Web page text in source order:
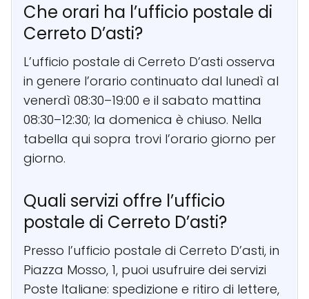
Che orari ha l’ufficio postale di
Cerreto D’asti?
L’ufficio postale di Cerreto D’asti osserva
in genere l’orario continuato dal lunedì al
venerdì 08:30–19:00 e il sabato mattina
08:30–12:30; la domenica è chiuso. Nella
tabella qui sopra trovi l’orario giorno per
giorno.
Quali servizi offre l’ufficio
postale di Cerreto D’asti?
Presso l’ufficio postale di Cerreto D’asti, in
Piazza Mosso, 1, puoi usufruire dei servizi
Poste Italiane: spedizione e ritiro di lettere,